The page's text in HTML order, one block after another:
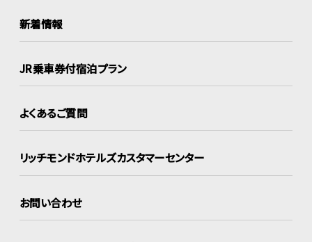
新着情報
JR乗車券付宿泊プラン
よくあるご質問
リッチモンドホテルズカスタマーセンター
お問い合わせ